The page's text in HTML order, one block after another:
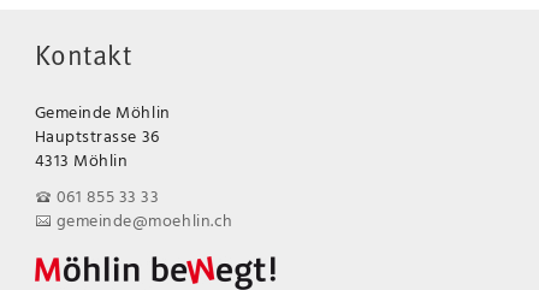
Kontakt
Gemeinde Möhlin
Hauptstrasse 36
4313 Möhlin
061 855 33 33
gemeinde@moehlin.ch